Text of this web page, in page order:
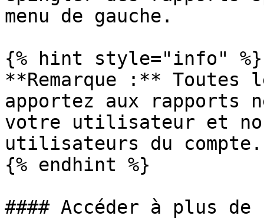
menu de gauche.
{% hint style="info" %}
**Remarque :** Toutes
apportez aux rapports
votre utilisateur et
utilisateurs du compte.
{% endhint %}
#### Accéder à plus de